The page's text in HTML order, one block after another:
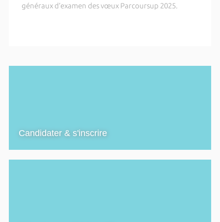
généraux d’examen des vœux Parcoursup 2025.
Candidater & s'inscrire